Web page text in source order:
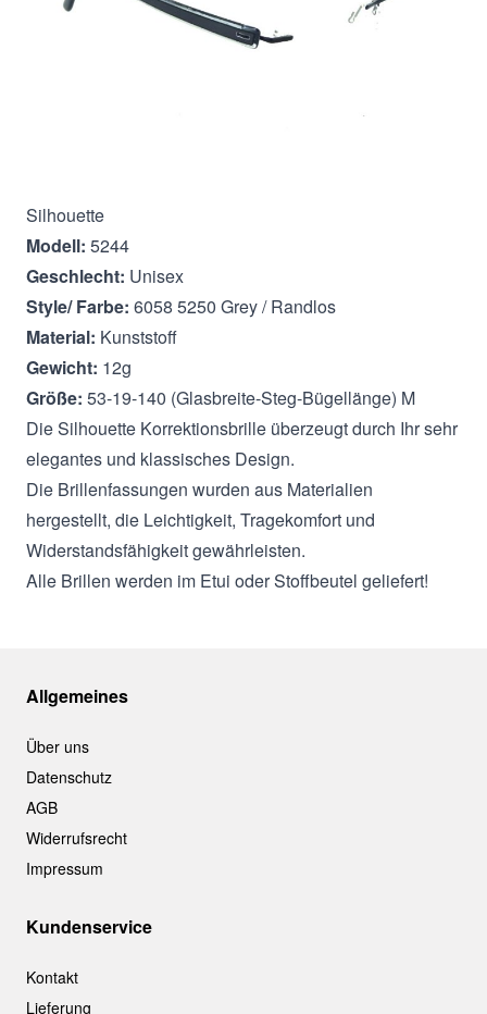
In den Warenkorb
Silhouette
Modell: 5244
Geschlecht: Unisex
Style/ Farbe: 6058 5250 Grey / Randlos
Material: Kunststoff
Gewicht: 12g
Größe: 53-19-140 (Glasbreite-Steg-Bügellänge) M
Die Silhouette Korrektionsbrille überzeugt durch Ihr sehr
elegantes und klassisches Design.
Die Brillenfassungen wurden aus Materialien
hergestellt, die Leichtigkeit, Tragekomfort und
Widerstandsfähigkeit gewährleisten.
Alle Brillen werden im Etui oder Stoffbeutel geliefert!
Allgemeines
Über uns
Datenschutz
AGB
Widerrufsrecht
Impressum
Kundenservice
Kontakt
Lieferung